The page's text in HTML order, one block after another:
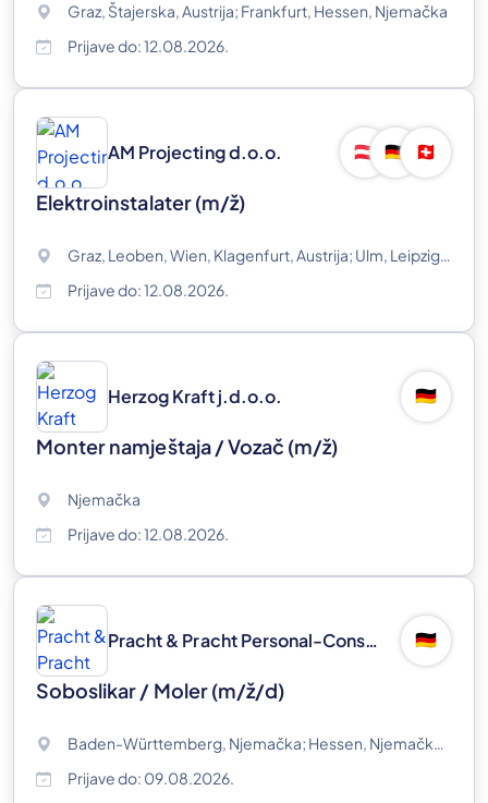
Graz, Štajerska, Austrija; Frankfurt, Hessen, Njemačka
Prijave do: 12.08.2026.
AM Projecting d.o.o. 🇦🇹 🇩🇪 🇨🇭
Elektroinstalater(m/ž)
Graz, Leoben, Wien, Klagenfurt, Austrija; Ulm, Leipzig, Mannheim, München, Njemačka; Švicarska
Prijave do: 12.08.2026.
Herzog Kraft j.d.o.o. 🇩🇪
Monter namještaja / Vozač (m/ž)
Njemačka
Prijave do: 12.08.2026.
Pracht & Pracht Personal-Consulting GmbH 🇩🇪
Soboslikar / Moler (m/ž/d)
Baden-Württemberg, Njemačka; Hessen, Njemačka; Bavarska, Njemačka
Prijave do: 09.08.2026.